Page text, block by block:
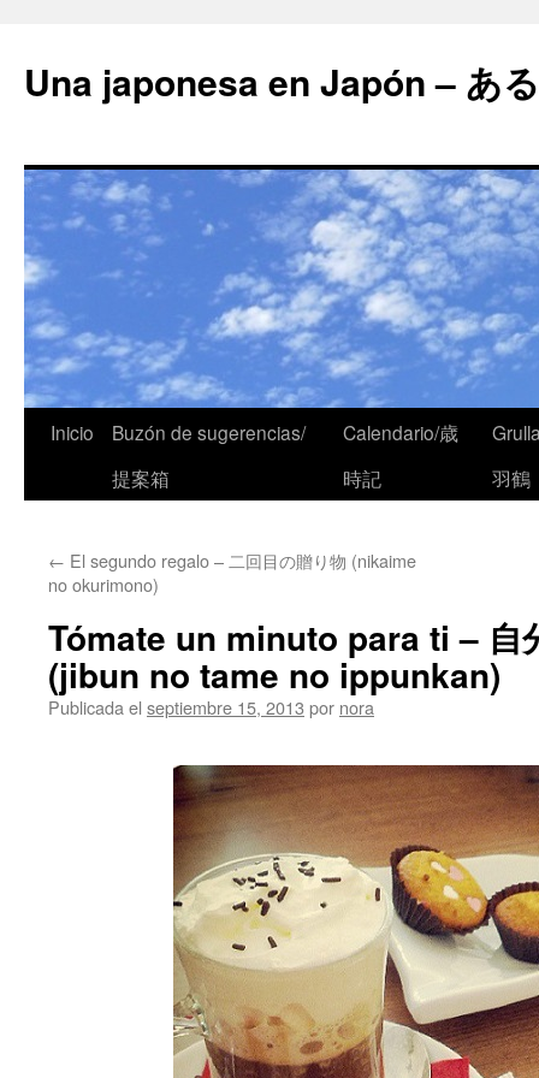
Una japonesa en Japón – あ
Inicio
Buzón de sugerencias/
提案箱
Calendario/歳
時記
羽鶴
← El segundo regalo – 二回目の贈り物 (nikaime
no okurimono)
Tómate un minuto para ti – 自
(jibun no tame no ippunkan)
Publicada el septiembre 15, 2013 por nora